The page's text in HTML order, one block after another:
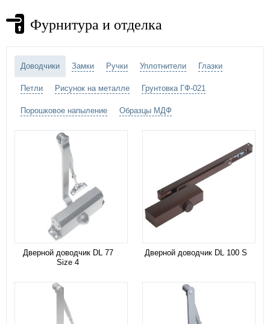
Фурнитура и отделка
Доводчики Замки Ручки Уплотнители Глазки
Петли Рисунок на металле Грунтовка ГФ-021
Порошковое напыление Образцы МДФ
Дверной доводчик DL 77
Size 4
Дверной доводчик DL 100 S